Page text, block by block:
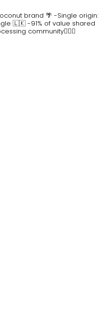
brand 🌴 -Single origin:
🇱🇰 -91% of value shared
community👷🏽‍♀️